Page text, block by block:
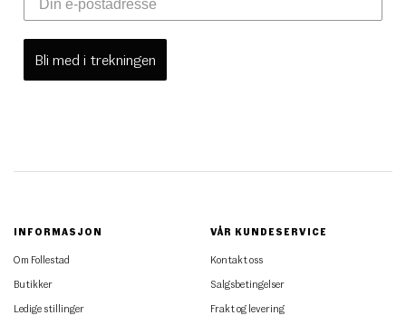
Bli med i trekningen
INFORMASJON
Om Follestad
Butikker
Ledige stillinger
VÅR KUNDESERVICE
Kontakt oss
Salgsbetingelser
Frakt og levering